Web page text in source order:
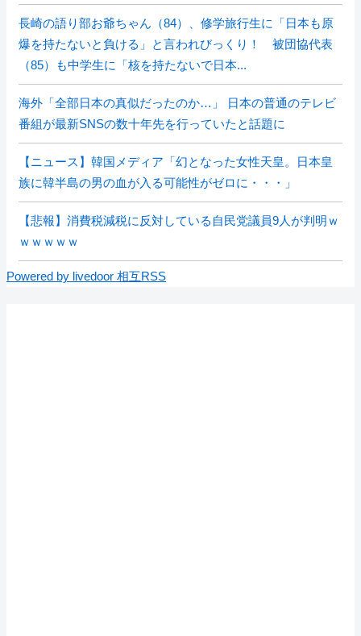
長崎の語り部お爺ちゃん（84）、修学旅行生に「日本も原
爆を持たないと負ける」と言われびっくり！ 被団協代表
（85）も中学生に「核を持たないで日本...
海外「全部日本の真似だったのか…」 日本の普通のテレビ
番組が最新SNSの数十年先を行っていたと話題に
【ニュース】韓国メディア「幻となった女性天皇。日本皇
族に韓半島の男の血が入る可能性がゼロに・・・」
【悲報】消費税減税に反対している自民党議員9人が判明ｗ
ｗｗｗｗｗ
Powered by livedoor 相互RSS